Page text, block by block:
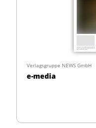
Verlagsgruppe NEWS GmbH
e-media